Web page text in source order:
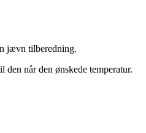
jævn tilberedning.
når den ønskede temperatur.